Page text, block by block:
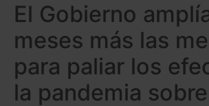
El Gobierno
meses más las
para paliar los
la pandemia sobre